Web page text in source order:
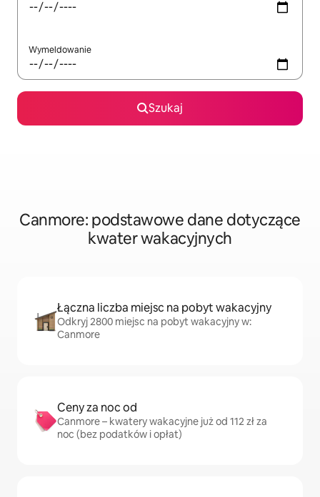
Wymeldowanie
Szukaj
Canmore: podstawowe dane dotyczące
kwater wakacyjnych
Łączna liczba miejsc na pobyt wakacyjny
Odkryj 2800 miejsc na pobyt wakacyjny w:
Canmore
Ceny za noc od
Canmore – kwatery wakacyjne już od 112 zł za
noc (bez podatków i opłat)